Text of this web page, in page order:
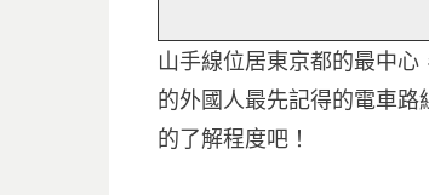
山手線位居東京都的最中
的外國人最先記得的電車
的了解程度吧！